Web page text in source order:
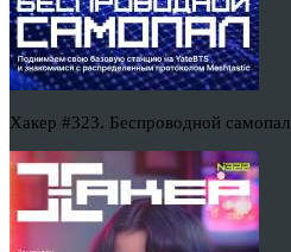
Хакер #323. Беспроводной самопал